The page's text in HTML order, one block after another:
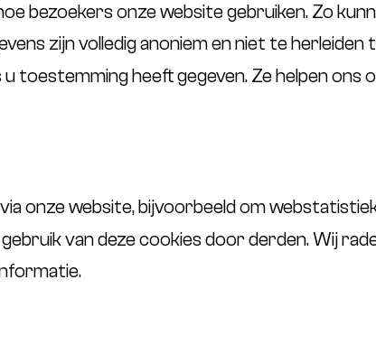
bezoekers onze website gebruiken. Zo
zijn volledig anoniem en niet te herleiden
toestemming heeft gegeven. Ze helpen ons
onze website, bijvoorbeeld om
van deze cookies door derden. Wij